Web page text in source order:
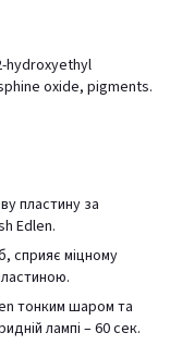
hydroxyethyl
oxide, pigments.
пластину за
Edlen.
сприяє міцному
тонким шаром та
лампі – 60 сек.